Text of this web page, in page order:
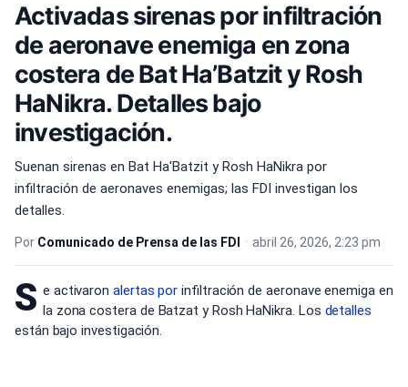
Activadas sirenas por infiltración
de aeronave enemiga en zona
costera de Bat Ha’Batzit y Rosh
HaNikra. Detalles bajo
investigación.
Suenan sirenas en Bat Ha'Batzit y Rosh HaNikra por
infiltración de aeronaves enemigas; las FDI investigan los
detalles.
Por Comunicado de Prensa de las FDI • abril 26, 2026, 2:23 pm
S e activaronalertas por infiltración de aeronave enemiga en
la zona costera de Batzat y Rosh HaNikra. Los detalles
están bajo investigación.